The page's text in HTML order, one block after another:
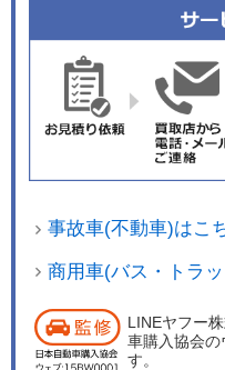
事故車(不動車)はこ
商用車(バス・トラ
LINEヤフー
車購入協会の
す。